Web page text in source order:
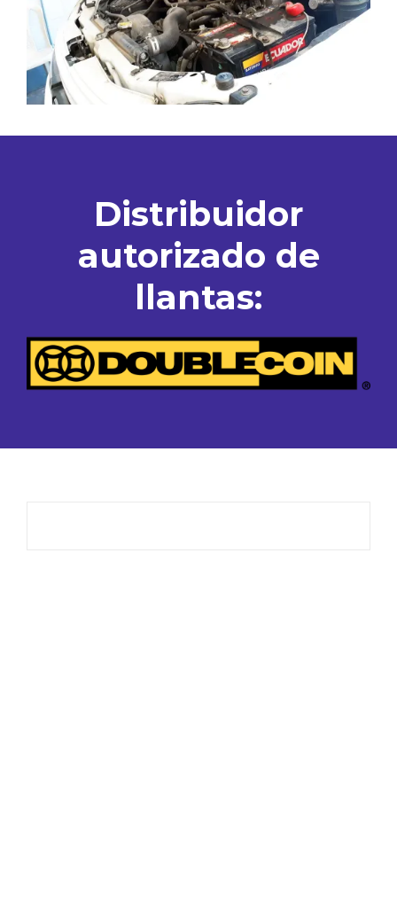
Distribuidor
autorizado de
llantas: